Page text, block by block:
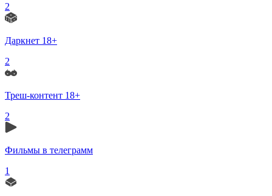
2
Даркнет 18+
2
Треш-контент 18+
2
Фильмы в телеграмм
1